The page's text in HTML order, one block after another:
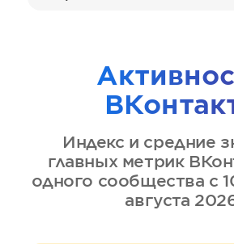
Индекс и средние
главных метрик
одного сообщества с
августа